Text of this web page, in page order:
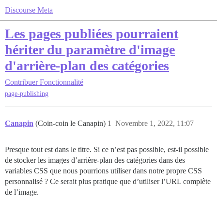
Discourse Meta
Les pages publiées pourraient
hériter du paramètre d'image
d'arrière-plan des catégories
Contribuer Fonctionnalité
page-publishing
Canapin (Coin-coin le Canapin) Novembre 1, 2022, 11:07
1
Presque tout est dans le titre. Si ce n’est pas possible, est-il possible
de stocker les images d’arrière-plan des catégories dans des
variables CSS que nous pourrions utiliser dans notre propre CSS
personnalisé ? Ce serait plus pratique que d’utiliser l’URL complète
de l’image.